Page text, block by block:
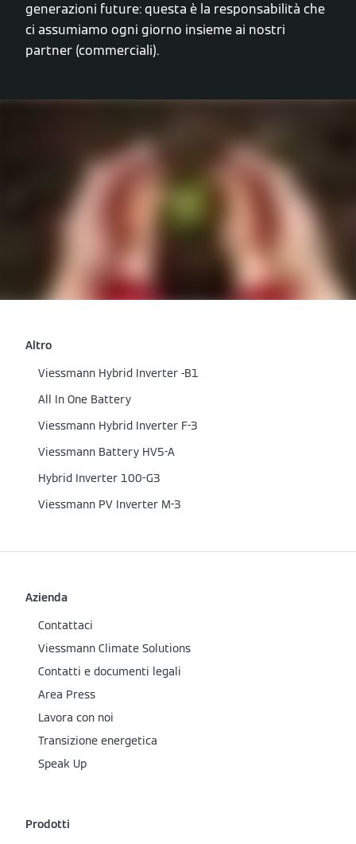
generazioni future: questa è la responsabilità che
ci assumiamo ogni giorno insieme ai nostri
partner (commerciali).
Altro
Viessmann Hybrid Inverter -B1
All In One Battery
Viessmann Hybrid Inverter F-3
Viessmann Battery HV5-A
Hybrid Inverter 100-G3
Viessmann PV Inverter M-3
Azienda
Contattaci
Viessmann Climate Solutions
Contatti e documenti legali
Area Press
Lavora con noi
Transizione energetica
Speak Up
Prodotti